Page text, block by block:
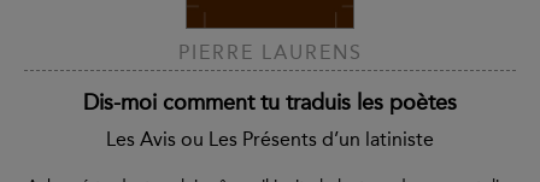
PIERRE LAURENS
Dis-moi comment tu traduis les poètes
Les Avis ou Les Présents d’un latiniste